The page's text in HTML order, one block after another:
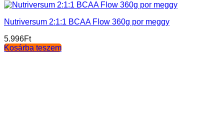
Nutriversum 2:1:1 BCAA Flow 360g por meggy
5.996Ft
Kosárba teszem